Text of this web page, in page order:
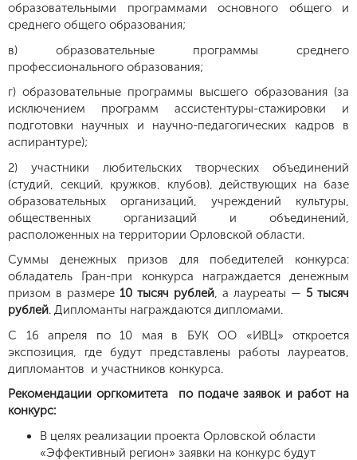
образовательными программами основного общего и
среднего общего образования;
в) образовательные программы среднего
профессионального образования;
г) образовательные программы высшего образования (за
исключением программ ассистентуры-стажировки и
подготовки научных и научно-педагогических кадров в
аспирантуре);
2) участники любительских творческих объединений
(студий, секций, кружков, клубов), действующих на базе
образовательных организаций, учреждений культуры,
общественных организаций и объединений,
расположенных на территории Орловской области.
Суммы денежных призов для победителей конкурса:
обладатель Гран-при конкурса награждается денежным
призом в размере 10 тысяч рублей, а лауреаты — 5 тысяч
рублей. Дипломанты награждаются дипломами.
С 16 апреля по 10 мая в БУК ОО «ИВЦ» откроется
экспозиция, где будут представлены работы лауреатов,
дипломантов и участников конкурса.
Рекомендации оргкомитета по подаче заявок и работ на
конкурс:
В целях реализации проекта Орловской области
«Эффективный регион» заявки на конкурс будут